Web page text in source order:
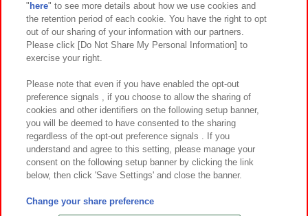
関連会社 サステナビリティ サイトポリシー
プライバシーポリシー ウェブアクセシビリティ方針と検証結果
お取引先さまとともに
カスタマーハラスメント対応方針 よくあるご質問・お問い合わせ
©Bandai Namco Amusement Inc.
©Bandai Namco Amusement Lab Inc.
" here" to see more details about how we use cookies and
the retention period of each cookie. You have the right to opt
out of our sharing of your information with our partners.
Please click [Do Not Share My Personal Information] to
exercise your right.
Please note that even if you have enabled the opt-out
preference signals , if you choose to allow the sharing of
cookies and other identifiers on the following setup banner,
you will be deemed to have consented to the sharing
regardless of the opt-out preference signals . If you
understand and agree to this setting, please manage your
consent on the following setup banner by clicking the link
below, then click 'Save Settings' and close the banner.
Change your share preference